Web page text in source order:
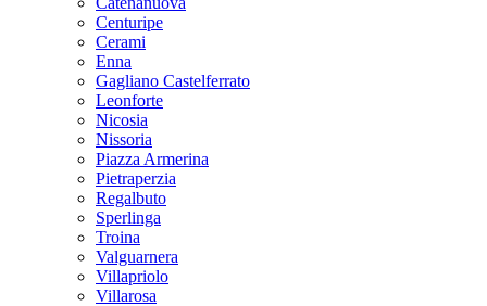
Centuripe
Cerami
Enna
Gagliano Castelferrato
Leonforte
Nicosia
Nissoria
Piazza Armerina
Pietraperzia
Regalbuto
Sperlinga
Troina
Valguarnera
Villapriolo
Villarosa